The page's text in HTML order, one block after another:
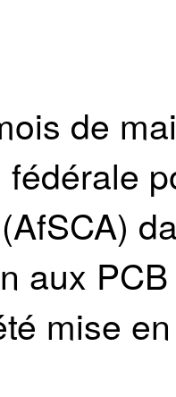
de
aux
mise